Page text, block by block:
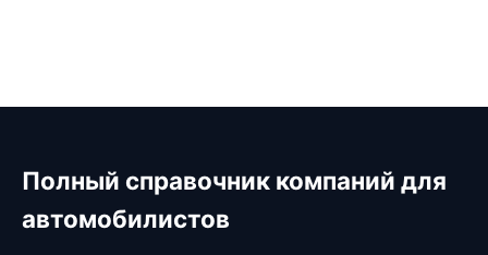
Полный справочник компаний для
автомобилистов